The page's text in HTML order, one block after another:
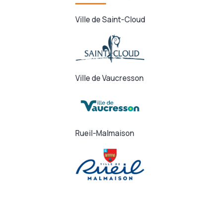
Ville de Saint-Cloud
Ville de Vaucresson
Rueil-Malmaison